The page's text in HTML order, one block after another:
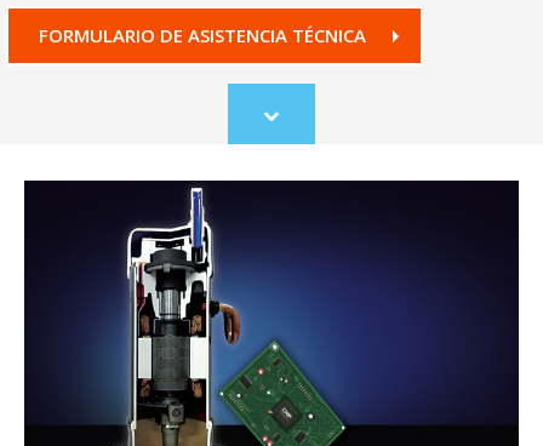
FORMULARIO DE ASISTENCIA TÉCNICA
Scroll
to